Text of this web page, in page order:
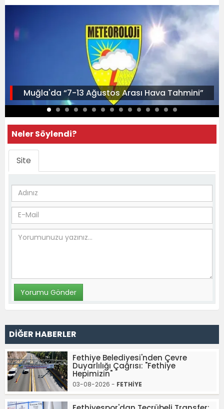
Muğla'da “7-13 Ağustos Arası Hava Tahmini”
Neler Söylendi?
Site
DİĞER HABERLER
Fethiye Belediyesi'nden Çevre
Duyarlılığı Çağrısı: "Fethiye
Hepimizin"
03-08-2026 - FETHİYE